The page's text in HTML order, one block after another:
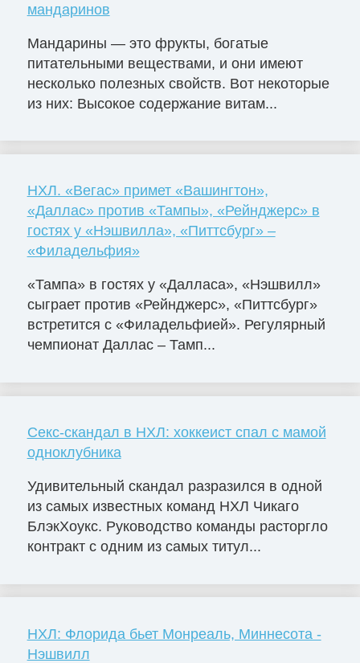
мандаринов
Мандарины — это фрукты, богатые
питательными веществами, и они имеют
несколько полезных свойств. Вот некоторые
из них: Высокое содержание витам...
НХЛ. «Вегас» примет «Вашингтон»,
«Даллас» против «Тампы», «Рейнджерс» в
гостях у «Нэшвилла», «Питтсбург» –
«Филадельфия»
«Тампа» в гостях у «Далласа», «Нэшвилл»
сыграет против «Рейнджерс», «Питтсбург»
встретится с «Филадельфией». Регулярный
чемпионат Даллас – Тамп...
Секс-скандал в НХЛ: хоккеист спал с мамой
одноклубника
Удивительный скандал разразился в одной
из самых известных команд НХЛ Чикаго
БлэкХоукс. Руководство команды расторгло
контракт с одним из самых титул...
НХЛ: Флорида бьет Монреаль, Миннесота -
Нэшвилл